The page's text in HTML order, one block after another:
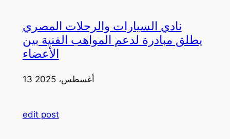
نادي السيارات والرحلات المصري
يطلق مبادرة لدعم المواهب الفنية بين
الأعضاء
13 أغسطس، 2025
edit post